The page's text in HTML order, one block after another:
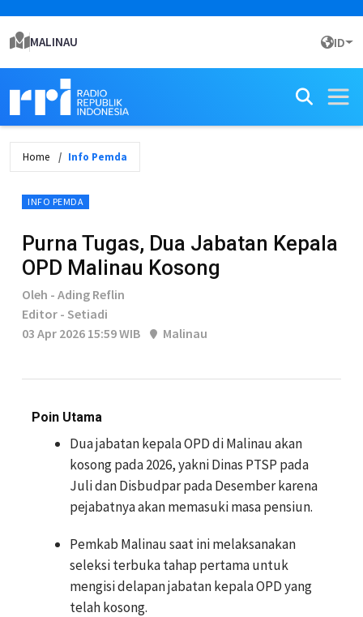
MALINAU ID
Home Info Pemda
INFO PEMDA
Purna Tugas, Dua Jabatan Kepala
OPD Malinau Kosong
Oleh - Ading Reflin
Editor - Setiadi
03 Apr 2026 15:59 WIB
Malinau
Poin Utama
Dua jabatan kepala OPD di Malinau akan
kosong pada 2026, yakni Dinas PTSP pada
Juli dan Disbudpar pada Desember karena
pejabatnya akan memasuki masa pensiun.
Pemkab Malinau saat ini melaksanakan
seleksi terbuka tahap pertama untuk
mengisi delapan jabatan kepala OPD yang
telah kosong.